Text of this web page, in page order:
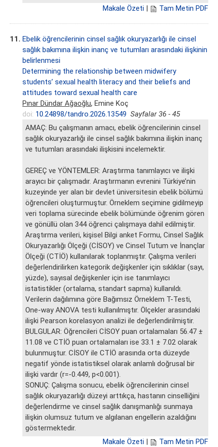
Makale Özeti
Tam Metin PDF
11. Ebelik öğrencilerinin cinsel sağlık okuryazarlığı ile cinsel
sağlık bakımına ilişkin inanç ve tutumları arasındaki ilişkinin
belirlenmesi
Determining the relationship between midwifery
students’ sexual health literacy and their beliefs and
attitudes toward sexual health care
Pınar Dündar Ağaoğlu, Emine Koç
doi: 10.24898/tandro.2026.13549 Sayfalar 36 - 45
AMAÇ: Bu çalışmanın amacı, ebelik öğrencilerinin cinsel
sağlık okuryazarlığı ile cinsel sağlık bakımına ilişkin inanç
ve tutumları arasındaki ilişkisini incelemektir.
GEREÇ ve YÖNTEMLER: Araştırma tanımlayıcı ve ilişki
arayıcı bir çalışmadır. Araştırmanın evrenini Türkiye’nin
kuzeyinde yer alan bir devlet üniversitesin ebelik bölümü
öğrencileri oluşturmuştur. Örneklem seçimine gidilmeyip
veri toplama sürecinde ebelik bölümünde öğrenim gören
ve gönüllü olan 344 öğrenci çalışmaya dahil edilmiştir.
Araştırma verileri, kişisel Bilgi anket Formu, Cinsel Sağlık
Okuryazarlığı Ölçeği (CİSOY) ve Cinsel Tutum ve İnançlar
Ölçeği (CTİÖ) kullanılarak toplanmıştır. Çalışma verileri
değerlendirilirken kategorik değişkenler için sıklıklar (sayı,
yüzde), sayısal değişkenler için ise tanımlayıcı
istatistikler (ortalama, standart sapma) kullanıldı.
Verilerin dağılımına göre Bağımsız Örneklem T-Testi,
One-way ANOVA testi kullanılmıştır. Ölçekler arasındaki
ilişki Pearson korelasyon analizi ile değerlendirilmiştir.
BULGULAR: Öğrencileri CİSOY puan ortalamaları 56.47 ±
11.08 ve CTİÖ puan ortalamaları ise 33.1 ± 7.02 olarak
bulunmuştur. CİSOY ile CTİÖ arasında orta düzeyde
negatif yönde istatistiksel olarak anlamlı doğrusal bir
ilişki vardır (r=-0.449, p<0.001).
SONUÇ: Çalışma sonucu, ebelik öğrencilerinin cinsel
sağlık okuryazarlığı düzeyi arttıkça, hastanın cinselliğini
değerlendirme ve cinsel sağlık danışmanlığı sunmaya
ilişkin olumsuz tutum ve algılanan engellerin azaldığını
göstermektedir.
Makale Özeti
Tam Metin PDF